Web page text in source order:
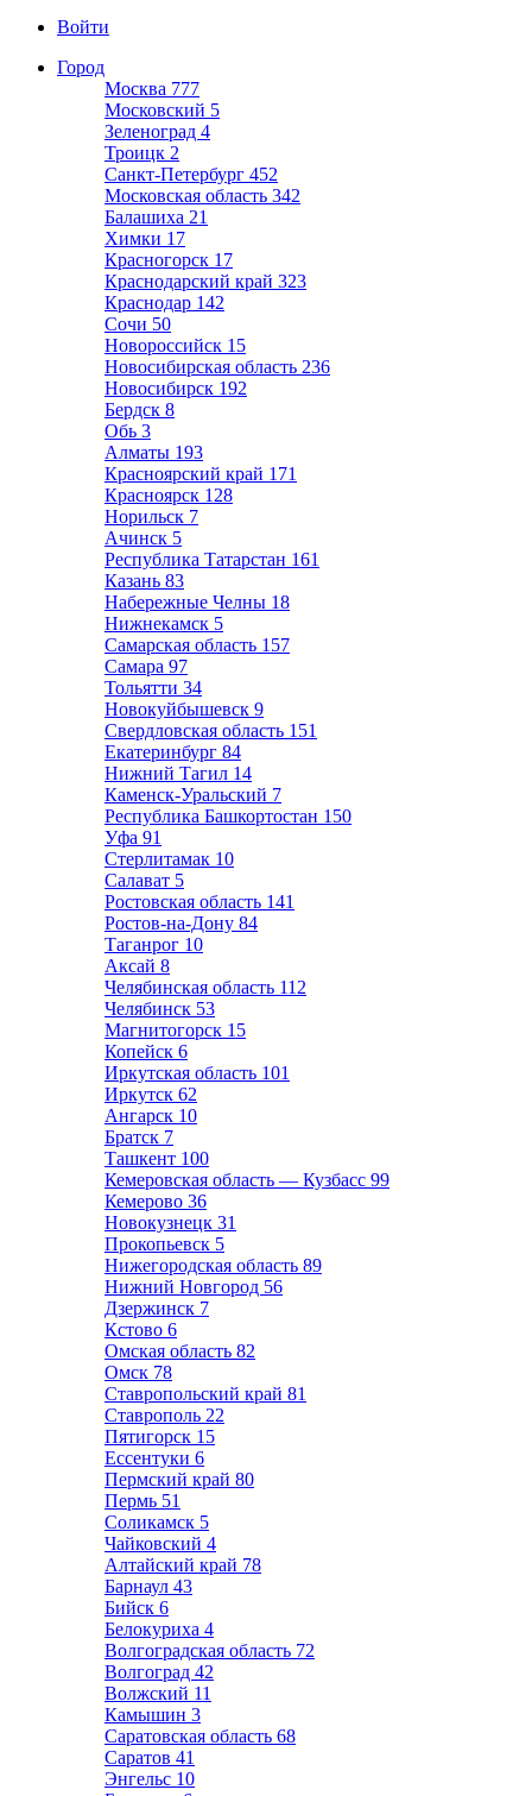
Войти
Город
Москва 777
Московский 5
Зеленоград 4
Троицк 2
Санкт-Петербург 452
Московская область 342
Балашиха 21
Химки 17
Красногорск 17
Краснодарский край 323
Краснодар 142
Сочи 50
Новороссийск 15
Новосибирская область 236
Новосибирск 192
Бердск 8
Обь 3
Алматы 193
Красноярский край 171
Красноярск 128
Норильск 7
Ачинск 5
Республика Татарстан 161
Казань 83
Набережные Челны 18
Нижнекамск 5
Самарская область 157
Самара 97
Тольятти 34
Новокуйбышевск 9
Свердловская область 151
Екатеринбург 84
Нижний Тагил 14
Каменск-Уральский 7
Республика Башкортостан 150
Уфа 91
Стерлитамак 10
Салават 5
Ростовская область 141
Ростов-на-Дону 84
Таганрог 10
Аксай 8
Челябинская область 112
Челябинск 53
Магнитогорск 15
Копейск 6
Иркутская область 101
Иркутск 62
Ангарск 10
Братск 7
Ташкент 100
Кемеровская область — Кузбасс 99
Кемерово 36
Новокузнецк 31
Прокопьевск 5
Нижегородская область 89
Нижний Новгород 56
Дзержинск 7
Кстово 6
Омская область 82
Омск 78
Ставропольский край 81
Ставрополь 22
Пятигорск 15
Ессентуки 6
Пермский край 80
Пермь 51
Соликамск 5
Чайковский 4
Алтайский край 78
Барнаул 43
Бийск 6
Белокуриха 4
Волгоградская область 72
Волгоград 42
Волжский 11
Камышин 3
Саратовская область 68
Саратов 41
Энгельс 10